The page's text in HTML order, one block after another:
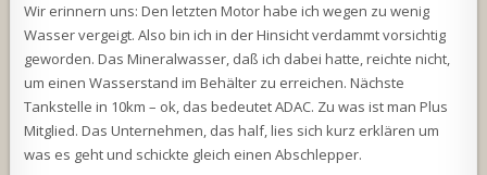
Wir erinnern uns: Den letzten Motor habe ich wegen zu wenig
Wasser vergeigt. Also bin ich in der Hinsicht verdammt vorsichtig
geworden. Das Mineralwasser, daß ich dabei hatte, reichte nicht,
um einen Wasserstand im Behälter zu erreichen. Nächste
Tankstelle in 10km – ok, das bedeutet ADAC. Zu was ist man Plus
Mitglied. Das Unternehmen, das half, lies sich kurz erklären um
was es geht und schickte gleich einen Abschlepper.